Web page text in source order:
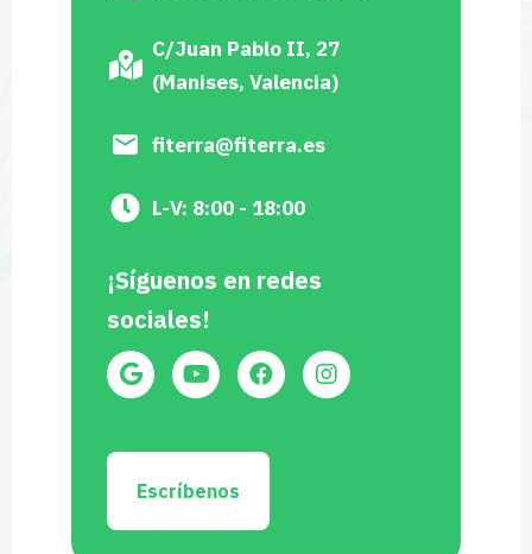
C/Juan Pablo II, 27
(Manises, Valencia)
fiterra@fiterra.es
L-V: 8:00 - 18:00
¡Síguenos en redes
sociales!
Escríbenos